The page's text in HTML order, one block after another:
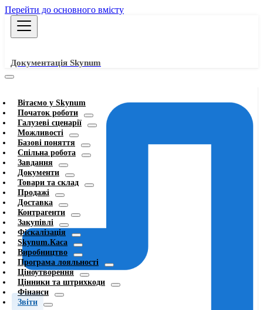
Перейти до основного вмісту
Документація Skynum
Вітаємо у Skynum
Початок роботи
Галузеві сценарії
Можливості
Базові поняття
Спільна робота
Завдання
Документи
Товари та склад
Продажі
Доставка
Контрагенти
Закупівлі
Фіскалізація
Skynum.Каса
Виробництво
Програма лояльності
Ціноутворення
Цінники та штрихкоди
Фінанси
Звіти